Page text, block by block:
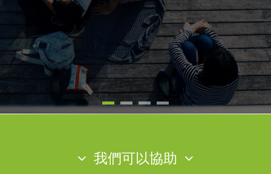
我們可以協助